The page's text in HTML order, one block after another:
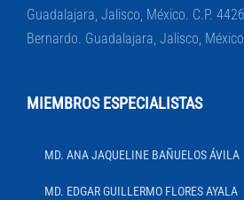
Guadalajara, Jalisco, México. C.P.
Bernardo. Guadalajara, Jalisco,
MIEMBROS ESPECIALISTAS
MD. ANA JAQUELINE BAÑUELOS ÁVILA
MD. EDGAR GUILLERMO FLORES AYALA